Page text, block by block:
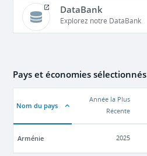
DataBank
Explorez notre DataBank
Pays et économies sélectionnés
Nom du pays
Année la Plus
Récente
Arménie 2025